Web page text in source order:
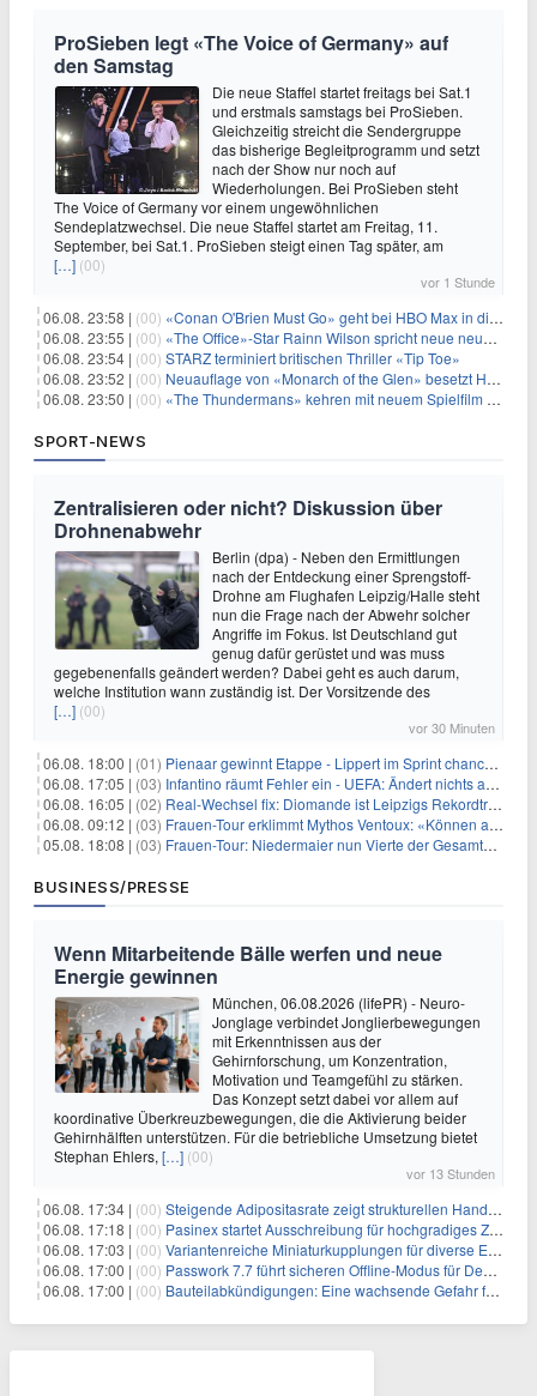
ProSieben legt «The Voice of Germany» auf
den Samstag
Die neue Staffel startet freitags bei Sat.1
und erstmals samstags bei ProSieben.
Gleichzeitig streicht die Sendergruppe
das bisherige Begleitprogramm und setzt
nach der Show nur noch auf
Wiederholungen. Bei ProSieben steht
The Voice of Germany vor einem ungewöhnlichen
Sendeplatzwechsel. Die neue Staffel startet am Freitag, 11.
September, bei Sat.1. ProSieben steigt einen Tag später, am
[…] (00)
vor 1 Stunde
06.08. 23:58 | (00) «Conan O'Brien Must Go» geht bei HBO Max in die dritte Runde
06.08. 23:55 | (00) «The Office»-Star Rainn Wilson spricht neue neuseeländische Serie «Settling»
06.08. 23:54 | (00) STARZ terminiert britischen Thriller «Tip Toe»
06.08. 23:52 | (00) Neuauflage von «Monarch of the Glen» besetzt Hauptrollen
06.08. 23:50 | (00) «The Thundermans» kehren mit neuem Spielfilm zurück
SPORT-NEWS
Zentralisieren oder nicht? Diskussion über
Drohnenabwehr
Berlin (dpa) - Neben den Ermittlungen
nach der Entdeckung einer Sprengstoff-
Drohne am Flughafen Leipzig/Halle steht
nun die Frage nach der Abwehr solcher
Angriffe im Fokus. Ist Deutschland gut
genug dafür gerüstet und was muss
gegebenenfalls geändert werden? Dabei geht es auch darum,
welche Institution wann zuständig ist. Der Vorsitzende des
[…] (00)
vor 30 Minuten
06.08. 18:00 | (01) Pienaar gewinnt Etappe - Lippert im Sprint chancenlos
06.08. 17:05 | (03) Infantino räumt Fehler ein - UEFA: Ändert nichts an Boykott
06.08. 16:05 | (02) Real-Wechsel fix: Diomande ist Leipzigs Rekordtransfer
06.08. 09:12 | (03) Frauen-Tour erklimmt Mythos Ventoux: «Können alles schaffen»
05.08. 18:08 | (03) Frauen-Tour: Niedermaier nun Vierte der Gesamtwertung
BUSINESS/PRESSE
Wenn Mitarbeitende Bälle werfen und neue
Energie gewinnen
München, 06.08.2026 (lifePR) - Neuro-
Jonglage verbindet Jonglierbewegungen
mit Erkenntnissen aus der
Gehirnforschung, um Konzentration,
Motivation und Teamgefühl zu stärken.
Das Konzept setzt dabei vor allem auf
koordinative Überkreuzbewegungen, die die Aktivierung beider
Gehirnhälften unterstützen. Für die betriebliche Umsetzung bietet
Stephan Ehlers, […] (00)
vor 13 Stunden
06.08. 17:34 | (00) Steigende Adipositasrate zeigt strukturellen Handlungsbedarf bei der Ernährung schulpflichtiger Kinder
06.08. 17:18 | (00) Pasinex startet Ausschreibung für hochgradiges Zinksulfidkonzentrat mit Germanium- und Silbergehalten und stellt ein Betriebsupdate bereit
06.08. 17:03 | (00) Variantenreiche Miniaturkupplungen für diverse Einsatzbereiche
06.08. 17:00 | (00) Passwork 7.7 führt sicheren Offline-Modus für Desktop- und Mobile-Apps ein
06.08. 17:00 | (00) Bauteilabkündigungen: Eine wachsende Gefahr für industrielle Elektroniksysteme